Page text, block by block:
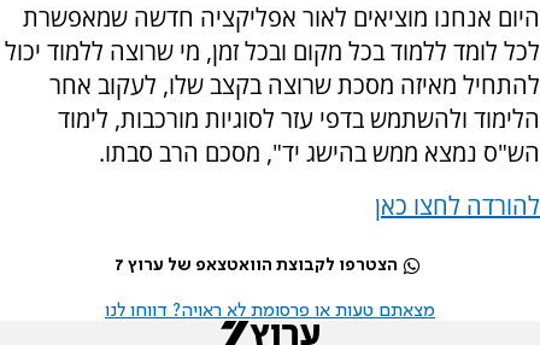
היום אנחנו מוציאים לאור אפליקציה חדשה שמאפשרת
לכל לומד ללמוד בכל מקום ובכל זמן, מי שרוצה ללמוד יכול
להתחיל מאיזה מסכת שרוצה בקצב שלו, לעקוב אחר
הלימוד ולהשתמש בדפי עזר לסוגיות מורכבות, לימוד
הש"ס נמצא ממש בהישג יד", מסכם הרב סבתו.
להורדה לחצו כאן
הצטרפו לקבוצת הוואטצאפ של ערוץ 7
מצאתם טעות או פרסומת לא ראויה? דווחו לנו